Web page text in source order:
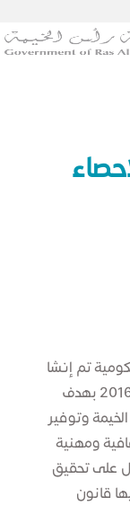
تم إنشا
ؤها بموجب قانون أميري رقم (2) لعام 2016 بهدف
وتوفير
ومهنية
على تحقيق
قانون